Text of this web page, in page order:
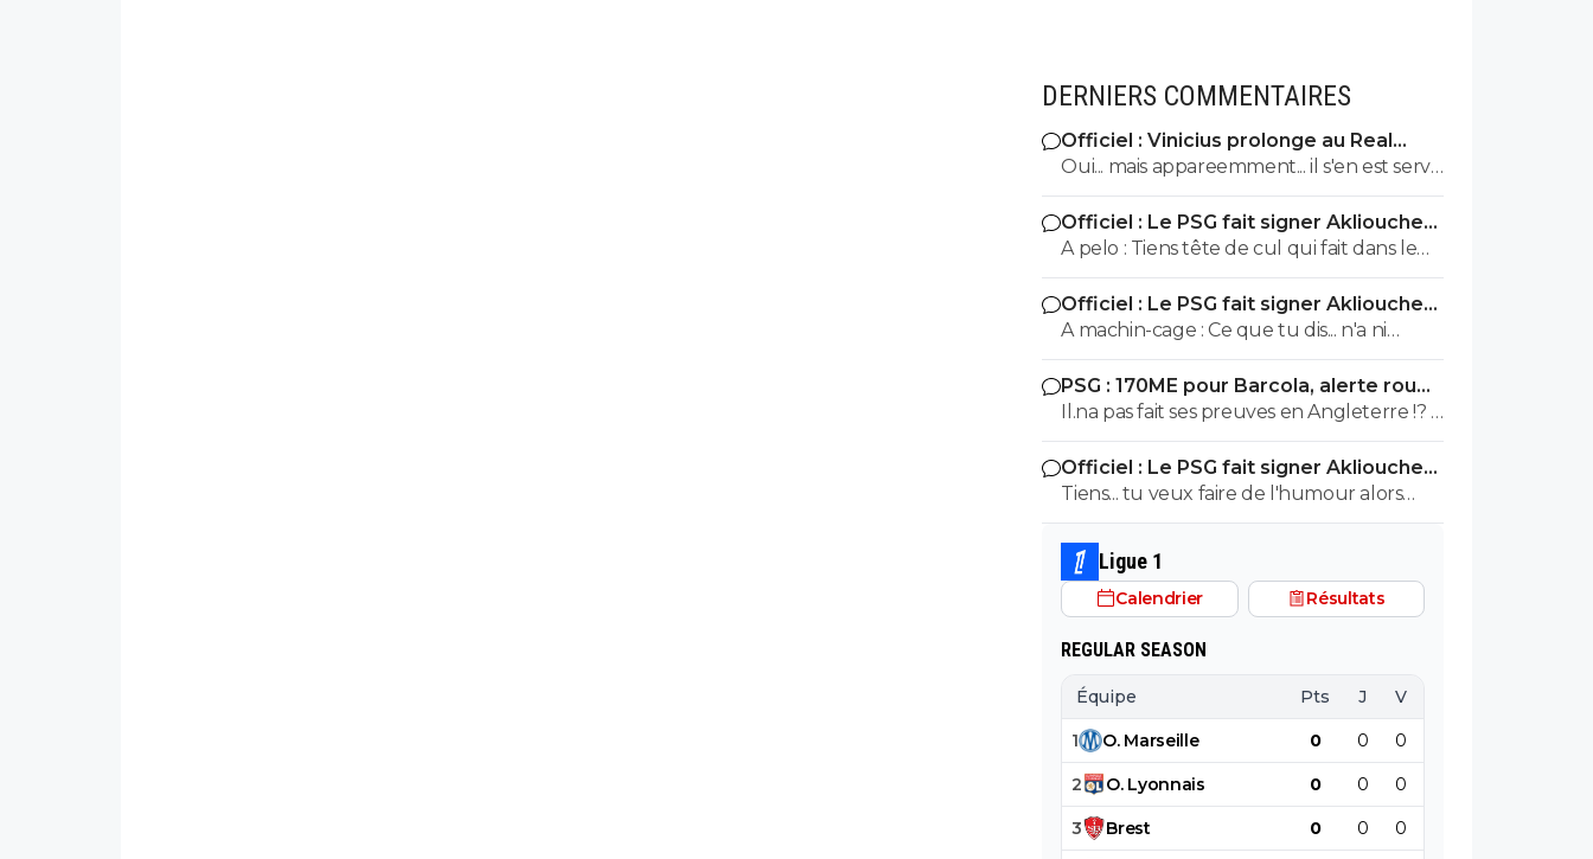
DERNIERS COMMENTAIRES
Officiel : Vinicius prolonge au Real
jusqu’en 2032
Oui... mais appareemment... il s'en est servi
pour que le Real accepte de le garder
avec ses propres conditions.
Officiel : Le PSG fait signer Akliouche
pour 50 ME
A pelo : Tiens tête de cul qui fait dans le
pipi caca ! Mdr
Officiel : Le PSG fait signer Akliouche
pour 50 ME
A machin-cage : Ce que tu dis... n'a ni
queue, ni tête. Tu es tellement frustré
par ta propre bêtise... que tu débordes de
conneries. ^^
PSG : 170ME pour Barcola, alerte rouge
à Liverpool
Il.na pas fait ses preuves en Angleterre !? Il
est pas.champion de 1ere ligue avec le
PSG ?? 😂😂
Officiel : Le PSG fait signer Akliouche
pour 50 ME
Tiens... tu veux faire de l'humour alors
que tu as un QI de poisson rouge ? Je me
demande bien qui t'a aidé pour la vision
da la queue de chat. Bah.... ça doit être de
la bonne !... hein ? Mdr
Ligue 1
Calendrier Résultats
REGULAR SEASON
Équipe Pts J V
1 O. Marseille 0 0 0
2 O. Lyonnais 0 0 0
3 Brest 0 0 0